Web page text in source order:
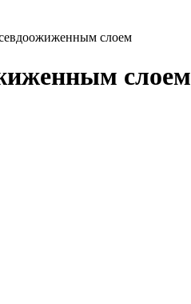
слоем
слоем